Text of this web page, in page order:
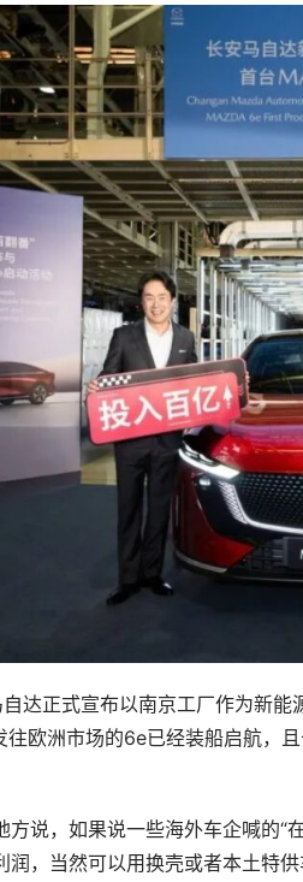
达正式宣布以南京工厂作为新
欧洲市场的6e已经装船启航，
方说，如果说一些海外车企喊的
润，当然可以用换壳或者本土特